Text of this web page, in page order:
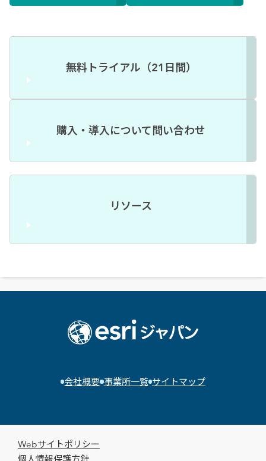
無料トライアル（21日間）
購入・導入について問い合わせ
リソース
会社概要 事業所一覧 サイトマップ
Webサイトポリシー